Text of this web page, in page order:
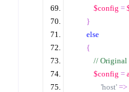
$config =
}
else
{
// Original
$config =
'host' =>